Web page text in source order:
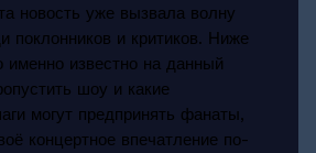
новость уже вызвала волну
поклонников и критиков. Ниже
известно на данный
шоу и какие
могут предпринять фанаты,
концертное впечатление по-